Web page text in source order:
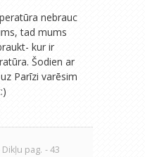
nebrauc
tad mums
kur ir
Šodien ar
Parīzi varēsim
Dikļu pag. - 43